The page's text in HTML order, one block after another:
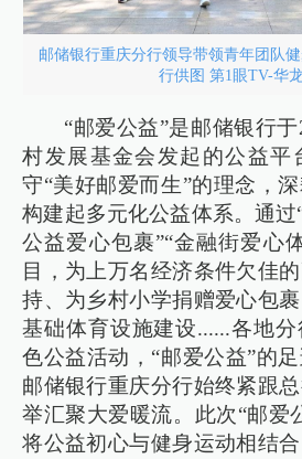
邮储银行重庆分行领导带领青年团队
行供图 第1眼TV-华
“邮爱公益”是邮储银行
村发展基金会发起的公益平
守“美好邮爱而生”的理念，
构建起多元化公益体系。通过
公益爱心包裹”“金融街爱心
目，为上万名经济条件欠佳
持、为乡村小学捐赠爱心包
基础体育设施建设......各地
色公益活动，“邮爱公益”的足
邮储银行重庆分行始终紧跟
举汇聚大爱暖流。此次“邮爱
将公益初心与健身运动相结